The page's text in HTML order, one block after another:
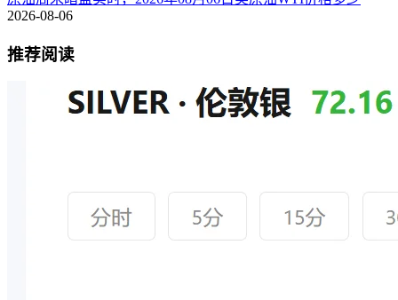
2026-08-06
推荐阅读